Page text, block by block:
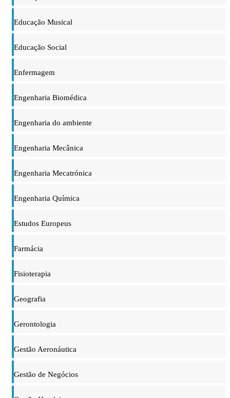
Educação Musical
Educação Social
Enfermagem
Engenharia Biomédica
Engenharia do ambiente
Engenharia Mecânica
Engenharia Mecatrónica
Engenharia Química
Estudos Europeus
Farmácia
Fisioterapia
Geografia
Gerontologia
Gestão Aeronáutica
Gestão de Negócios